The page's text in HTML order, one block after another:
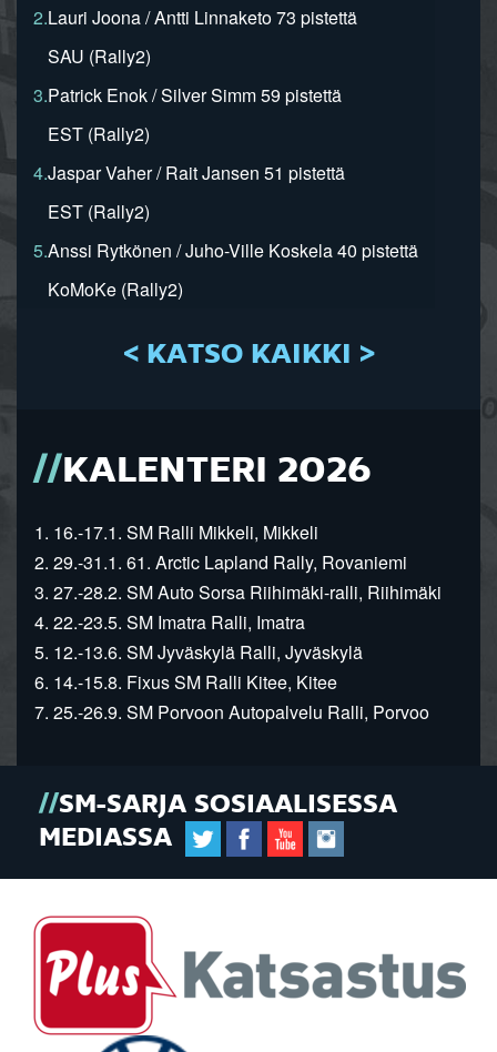
2.Lauri Joona / Antti Linnaketo 73 pistettä
SAU (Rally2)
3.Patrick Enok / Silver Simm 59 pistettä
EST (Rally2)
4.Jaspar Vaher / Rait Jansen 51 pistettä
EST (Rally2)
5.Anssi Rytkönen / Juho-Ville Koskela 40 pistettä
KoMoKe (Rally2)
< KATSO KAIKKI >
KALENTERI 2026
1. 16.-17.1. SM Ralli Mikkeli, Mikkeli
2. 29.-31.1. 61. Arctic Lapland Rally, Rovaniemi
3. 27.-28.2. SM Auto Sorsa Riihimäki-ralli, Riihimäki
4. 22.-23.5. SM Imatra Ralli, Imatra
5. 12.-13.6. SM Jyväskylä Ralli, Jyväskylä
6. 14.-15.8. Fixus SM Ralli Kitee, Kitee
7. 25.-26.9. SM Porvoon Autopalvelu Ralli, Porvoo
SM-SARJA SOSIAALISESSA
MEDIASSA